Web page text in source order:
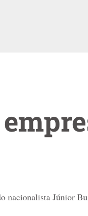
nacionalista Júnior